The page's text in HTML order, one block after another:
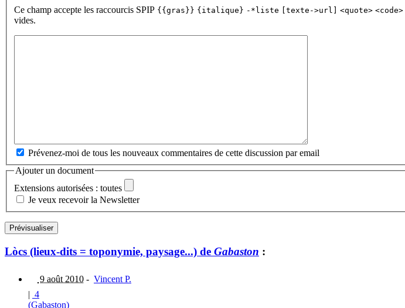
Ce champ accepte les raccourcis SPIP {{gras}} {italique} -*liste [texte->url] <quote> <code>
vides.
Prévenez-moi de tous les nouveaux commentaires de cette discussion par email
Ajouter un document
Extensions autorisées : toutes
Je veux recevoir la Newsletter
Lòcs (lieux-dits = toponymie, paysage...) de Gabaston :
9 août 2010 - Vincent P.
| 4
(Gabaston)